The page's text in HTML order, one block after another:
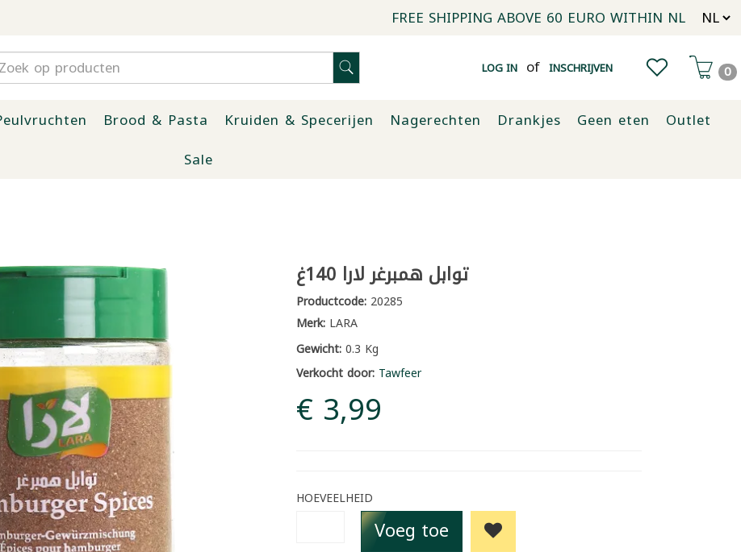
FREE SHIPPING ABOVE 60 EURO WITHIN NL
LOG IN of INSCHRIJVEN 0
Brood & Pasta Kruiden & Specerijen Nagerechten Drankjes Geen eten
Outlet
Sale
توابل همبرغر لارا 140غ
Productcode:20285
Merk:LARA
Gewicht:0.3 Kg
Verkocht door: Tawfeer
€ 3,99
HOEVEELHEID
Voeg toe